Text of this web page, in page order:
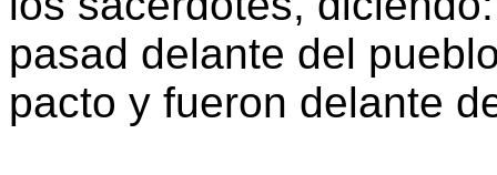
pasad delante del
pacto y fueron delante